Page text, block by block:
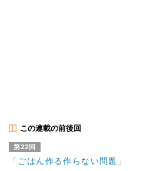
この連載の前後回
第22回
「ごはん作る作らない問題」